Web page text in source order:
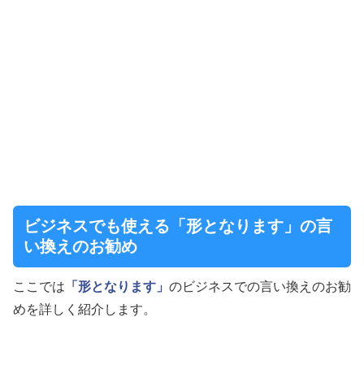
ビジネスでも使える「形となります」の言
い換えのお勧め
ここでは 「形となります」 のビジネスでの言い換えのお勧
めを詳しく紹介します。